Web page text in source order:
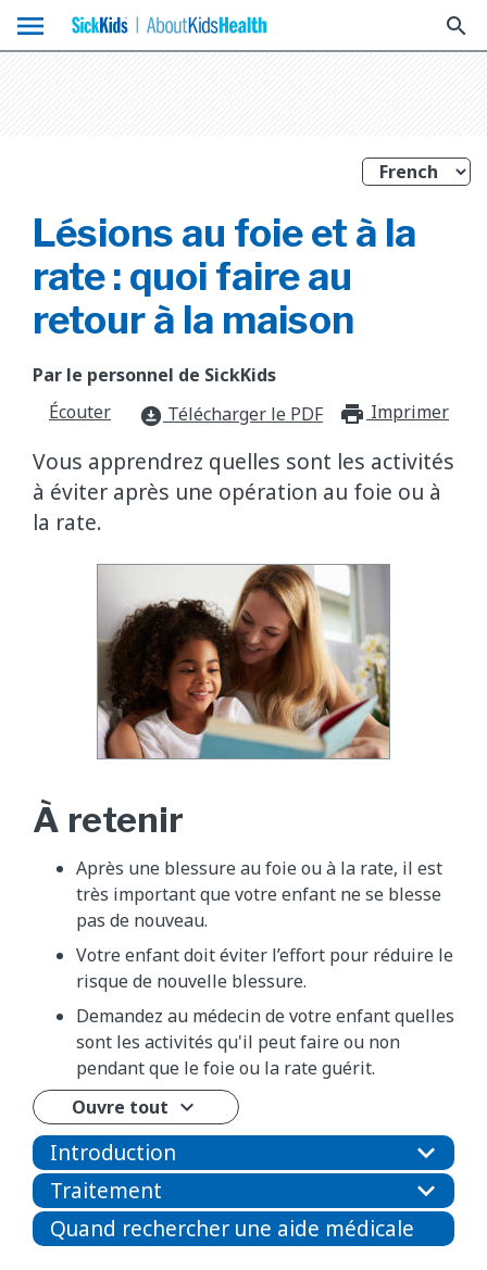
menu search
Lésions au foie et à la
rate : quoi faire au
retour à la maison
Par le personnel de SickKids
Écouter
download_for_offline Télécharger le PDF Imprimer
Vous apprendrez quelles sont les activités
à éviter après une opération au foie ou à
la rate.
À retenir
Après une blessure au foie ou à la rate, il est
très important que votre enfant ne se blesse
pas de nouveau.
Votre enfant doit éviter l’effort pour réduire le
risque de nouvelle blessure.
Demandez au médecin de votre enfant quelles
sont les activités qu'il peut faire ou non
pendant que le foie ou la rate guérit.
Ouvre tout
Introduction
Traitement
Quand rechercher une aide médicale